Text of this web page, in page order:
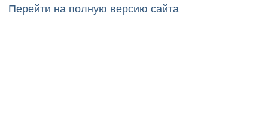
Перейти на полную версию сайта